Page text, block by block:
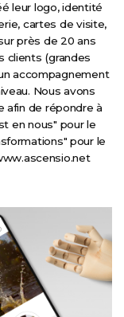
leur logo, identité
cartes de visite,
près de 20 ans
clients (grandes
accompagnement
Nous avons
afin de répondre à
en nous" pour le
pour le